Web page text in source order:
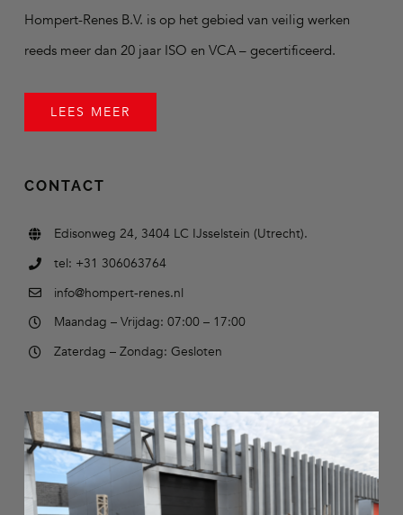
Hompert-Renes B.V. is op het gebied van veilig werken
reeds meer dan 20 jaar ISO en VCA – gecertificeerd.
LEES MEER
CONTACT
Edisonweg 24, 3404 LC IJsselstein (Utrecht).
tel: +31 306063764
info@hompert-renes.nl
Maandag – Vrijdag: 07:00 – 17:00
Zaterdag – Zondag: Gesloten